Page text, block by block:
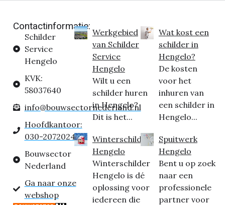
Contactinformatie:
Schilder
Service
Hengelo
KVK:
58037640
info@bouwsectornederland.nl
Hoofdkantoor:
030-2072024
Bouwsector
Nederland
Ga naar onze
webshop
Werkgebied
van Schilder
Service
Hengelo
Wilt u een
schilder huren
in Hengelo?
Dit is het...
Winterschilder
Hengelo
Winterschilder
Hengelo is dé
oplossing voor
iedereen die
Wat kost een
schilder in
Hengelo?
De kosten
voor het
inhuren van
een schilder in
Hengelo...
Spuitwerk
Hengelo
Bent u op zoek
naar een
professionele
partner voor